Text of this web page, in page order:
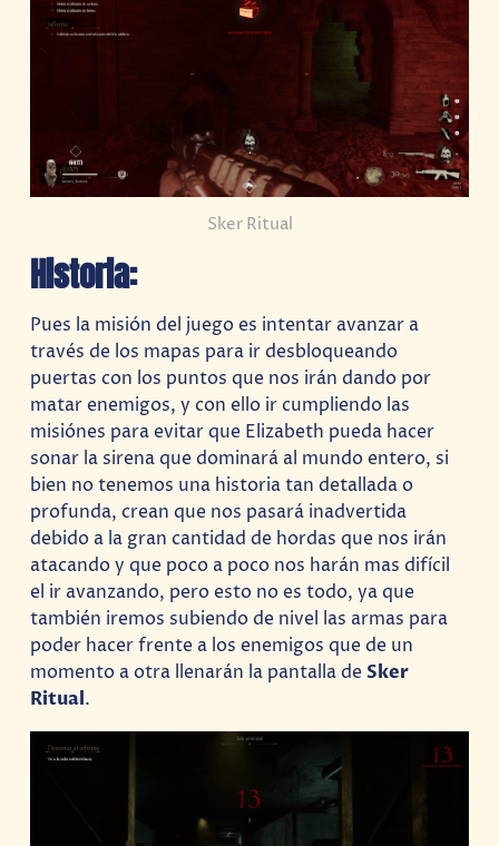
Sker Ritual
Historia:
Pues la misión del juego es intentar avanzar a
través de los mapas para ir desbloqueando
puertas con los puntos que nos irán dando por
matar enemigos, y con ello ir cumpliendo las
misiónes para evitar que Elizabeth pueda hacer
sonar la sirena que dominará al mundo entero, si
bien no tenemos una historia tan detallada o
profunda, crean que nos pasará inadvertida
debido a la gran cantidad de hordas que nos irán
atacando y que poco a poco nos harán mas difícil
el ir avanzando, pero esto no es todo, ya que
también iremos subiendo de nivel las armas para
poder hacer frente a los enemigos que de un
momento a otra llenarán la pantalla deSker
Ritual.